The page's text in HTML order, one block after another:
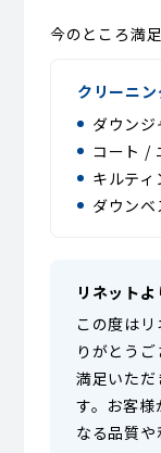
今のところ満
クリーニ
ダウン
コート /
キルテ
ダウンベ
リネットよ
この度は
りがとう
満足いた
す。お客
なる品質